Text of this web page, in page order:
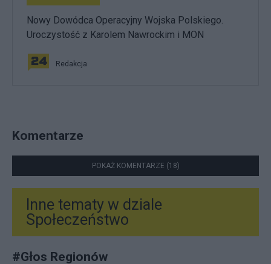
Nowy Dowódca Operacyjny Wojska Polskiego.
Uroczystość z Karolem Nawrockim i MON
Redakcja
Komentarze
POKAŻ KOMENTARZE (18)
Inne tematy w dziale
Społeczeństwo
#Głos Regionów